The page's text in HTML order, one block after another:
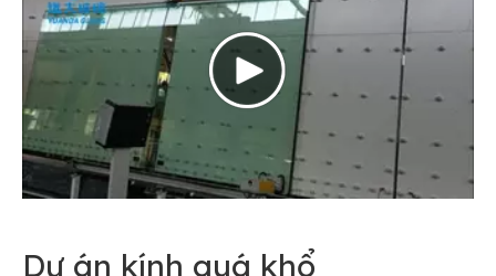
Dự án kính quá khổ